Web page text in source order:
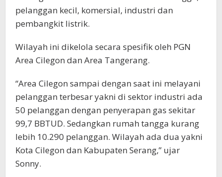
pelanggan kecil, komersial, industri dan
pembangkit listrik.
Wilayah ini dikelola secara spesifik oleh PGN
Area Cilegon dan Area Tangerang.
“Area Cilegon sampai dengan saat ini melayani
pelanggan terbesar yakni di sektor industri ada
50 pelanggan dengan penyerapan gas sekitar
99,7 BBTUD. Sedangkan rumah tangga kurang
lebih 10.290 pelanggan. Wilayah ada dua yakni
Kota Cilegon dan Kabupaten Serang,” ujar
Sonny.